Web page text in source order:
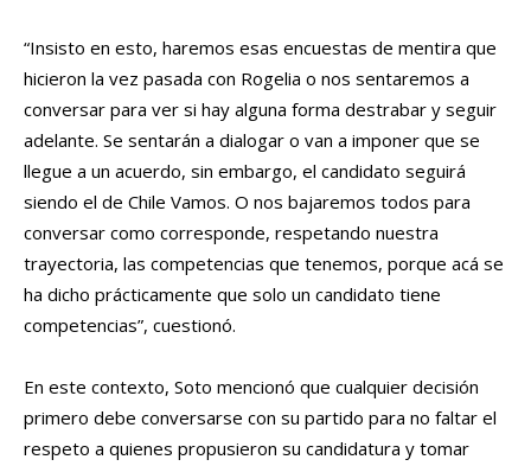
“Insisto en esto, haremos esas encuestas de mentira que
hicieron la vez pasada con Rogelia o nos sentaremos a
conversar para ver si hay alguna forma destrabar y seguir
adelante. Se sentarán a dialogar o van a imponer que se
llegue a un acuerdo, sin embargo, el candidato seguirá
siendo el de Chile Vamos. O nos bajaremos todos para
conversar como corresponde, respetando nuestra
trayectoria, las competencias que tenemos, porque acá se
ha dicho prácticamente que solo un candidato tiene
competencias”, cuestionó.
En este contexto, Soto mencionó que cualquier decisión
primero debe conversarse con su partido para no faltar el
respeto a quienes propusieron su candidatura y tomar